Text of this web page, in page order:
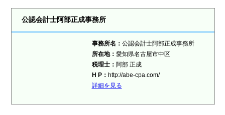
公認会計士阿部正成事務所
事務所名： 公認会計士阿部正成事務所
所在地： 愛知県名古屋市中区
税理士： 阿部 正成
H P： http://abe-cpa.com/
詳細を見る